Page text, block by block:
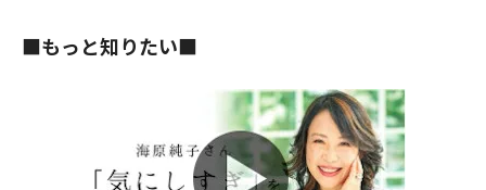
■もっと知りたい■